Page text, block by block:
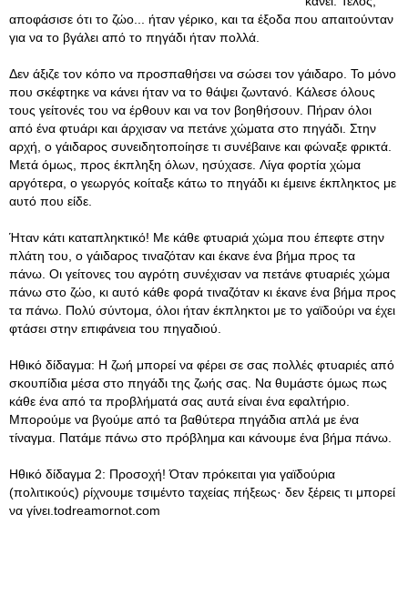
αποφάσισε ότι το ζώο... ήταν γέρικο, και τα έξοδα που απαιτούνταν
για να το βγάλει από το πηγάδι ήταν πολλά.
Δεν άξιζε τον κόπο να προσπαθήσει να σώσει τον γάιδαρο. Το μόνο
που σκέφτηκε να κάνει ήταν να το θάψει ζωντανό. Κάλεσε όλους
τους γείτονές του να έρθουν και να τον βοηθήσουν. Πήραν όλοι
από ένα φτυάρι και άρχισαν να πετάνε χώματα στο πηγάδι. Στην
αρχή, ο γάιδαρος συνειδητοποίησε τι συνέβαινε και φώναξε φρικτά.
Μετά όμως, προς έκπληξη όλων, ησύχασε. Λίγα φορτία χώμα
αργότερα, ο γεωργός κοίταξε κάτω το πηγάδι κι έμεινε έκπληκτος με
αυτό που είδε.
Ήταν κάτι καταπληκτικό! Με κάθε φτυαριά χώμα που έπεφτε στην
πλάτη του, ο γάιδαρος τιναζόταν και έκανε ένα βήμα προς τα
πάνω. Οι γείτονες του αγρότη συνέχισαν να πετάνε φτυαριές χώμα
πάνω στο ζώο, κι αυτό κάθε φορά τιναζόταν κι έκανε ένα βήμα προς
τα πάνω. Πολύ σύντομα, όλοι ήταν έκπληκτοι με το γαϊδούρι να έχει
φτάσει στην επιφάνεια του πηγαδιού.
Ηθικό δίδαγμα: Η ζωή μπορεί να φέρει σε σας πολλές φτυαριές από
σκουπίδια μέσα στο πηγάδι της ζωής σας. Να θυμάστε όμως πως
κάθε ένα από τα προβλήματά σας αυτά είναι ένα εφαλτήριο.
Μπορούμε να βγούμε από τα βαθύτερα πηγάδια απλά με ένα
τίναγμα. Πατάμε πάνω στο πρόβλημα και κάνουμε ένα βήμα πάνω.
Ηθικό δίδαγμα 2: Προσοχή! Όταν πρόκειται για γαϊδούρια
(πολιτικούς) ρίχνουμε τσιμέντο ταχείας πήξεως· δεν ξέρεις τι μπορεί
να γίνει.todreamornot.com